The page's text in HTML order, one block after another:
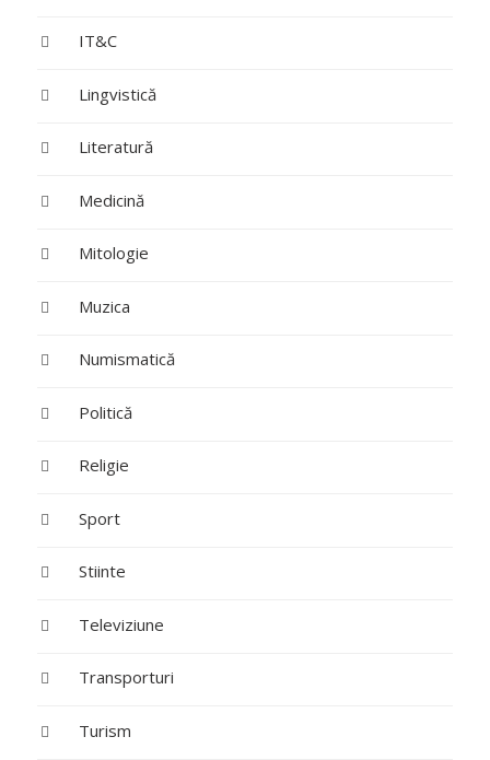
IT&C
Lingvistică
Literatură
Medicină
Mitologie
Muzica
Numismatică
Politică
Religie
Sport
Stiinte
Televiziune
Transporturi
Turism